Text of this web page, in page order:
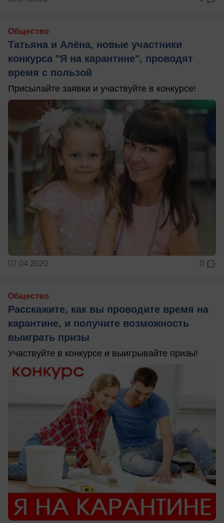
Общество
Татьяна и Алёна, новые участники
конкурса "Я на карантине", проводят
время с пользой
Присылайте заявки и участвуйте в конкурсе!
07.04.2020 0
Общество
Расскажите, как вы проводите время на
карантине, и получите возможность
выиграть призы
Участвуйте в конкурсе и выигрывайте призы!